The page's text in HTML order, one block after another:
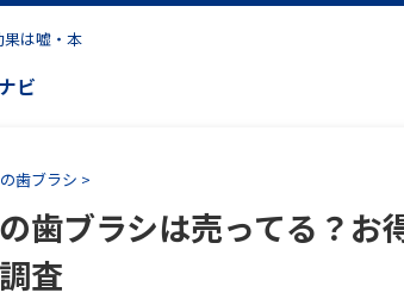
は嘘・本
ビ
歯ブラシ >
歯ブラシは売ってる？お
査